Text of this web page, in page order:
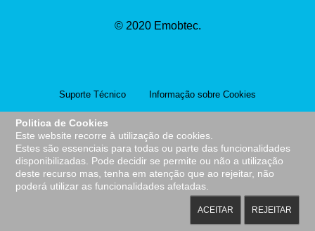
© 2020 Emobtec.
Suporte Técnico Informação sobre Cookies
Topo
Politica de Cookies
Este website recorre à utilização de cookies.
Estes são essenciais para todas ou parte das funcionalidades
disponibilizadas. Pode decidir se permite ou não a utilização
deste recurso mas, tenha em atenção que ao rejeitar, não
poderá utilizar as funcionalidades afetadas.
ACEITAR REJEITAR